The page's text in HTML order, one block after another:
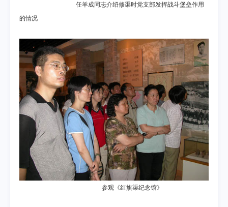
任羊成同志介绍修渠时党支部发挥战斗堡垒作用
的情况
参观《红旗渠纪念馆》